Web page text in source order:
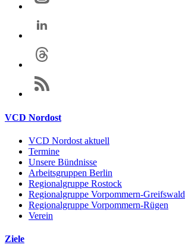
VCD Nordost
VCD Nordost aktuell
Termine
Unsere Bündnisse
Arbeitsgruppen Berlin
Regionalgruppe Rostock
Regionalgruppe Vorpommern-Greifswald
Regionalgruppe Vorpommern-Rügen
Verein
Ziele